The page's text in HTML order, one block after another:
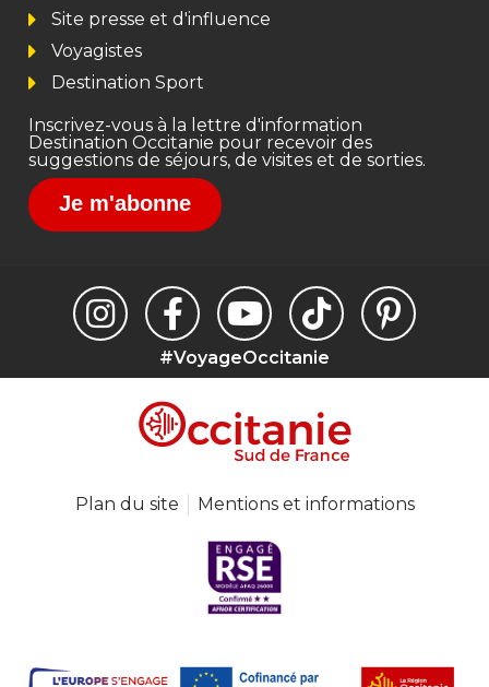
Site presse et d'influence
Voyagistes
Destination Sport
Inscrivez-vous à la lettre d'information
Destination Occitanie pour recevoir des
suggestions de séjours, de visites et de sorties.
Je m'abonne
#VoyageOccitanie
Plan du site Mentions et informations